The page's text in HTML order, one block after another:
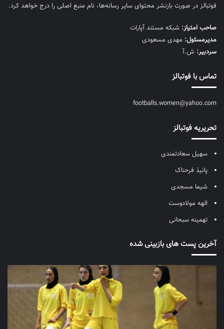
فوتبالز در صورت بازنشر محتوای سایر رسانه‌ها، نام منبع اصلی را درج خواهد کرد.
صاحب امتیاز: شبکه مستند آپارات
مديرمسئول: مهدی مسعودی
سردبیر: ش.آ
تماس با فوتبالز
footballs.women@yahoo.com
تحریریه فوتبالز
سهیل سعادتمندی
پانیذ فرحناک
شیما مسجدی
الهه مولادوست
تهمینه سبحانی
آخرین پست های بازبینی شده